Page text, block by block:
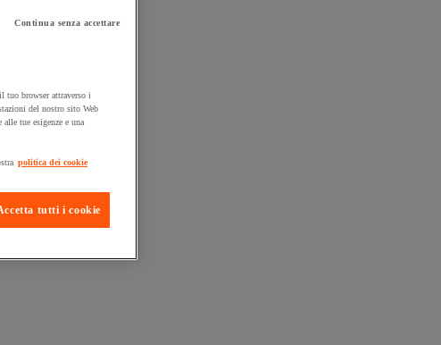
consegna
Continua senza accettare
tuo browser attraverso i
del nostro sito Web
tue esigenze e una
politica dei cookie
tutti i cookie